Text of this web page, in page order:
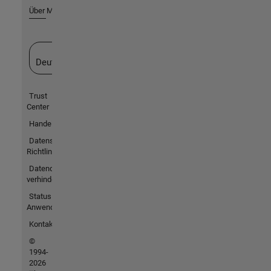
Über MathWorks
Deutschland
Trust
Center
Handelsmarken
Datenschutz-
Richtlinien
Datendiebstahl
verhindern
Status von
Anwendungen
Kontakt
©
1994-
2026